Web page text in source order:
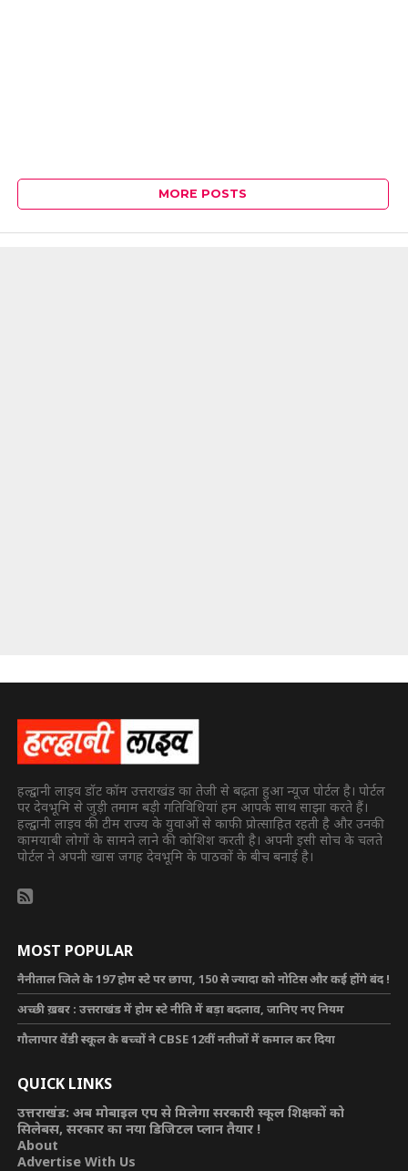
MORE POSTS
हल्द्वानी लाइव डॉट कॉम उत्तराखंड का तेजी से बढ़ता हुआ न्यूज पोर्टल है। पोर्टल
पर देवभूमि से जुड़ी तमाम बड़ी गतिविधियां हम आपके साथ साझा करते हैं।
हल्द्वानी लाइव की टीम राज्य के युवाओं से काफी प्रोत्साहित रहती है और उनकी
कामयाबी लोगों के सामने लाने की कोशिश करती है। अपनी इसी सोच के चलते
पोर्टल ने अपनी खास जगह देवभूमि के पाठकों के बीच बनाई है।
MOST POPULAR
नैनीताल जिले के 197 होम स्टे पर छापा, 150 से ज्यादा को नोटिस और कई होंगे बंद !
अच्छी ख़बर : उत्तराखंड में होम स्टे नीति में बड़ा बदलाव, जानिए नए नियम
गौलापार वेंडी स्कूल के बच्चों ने CBSE 12वीं नतीजों में कमाल कर दिया
QUICK LINKS
उत्तराखंड: अब मोबाइल एप से मिलेगा सरकारी स्कूल शिक्षकों को
सिलेबस, सरकार का नया डिजिटल प्लान तैयार !
About
Advertise With Us